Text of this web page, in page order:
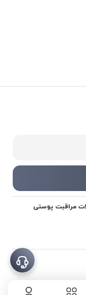
مراقبت پوستی